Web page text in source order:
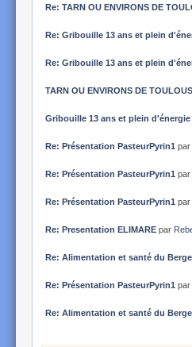
Re: TARN OU ENVIRONS DE
Re: Gribouille 13 ans et plein
Re: Gribouille 13 ans et plein
TARN OU ENVIRONS DE
Gribouille 13 ans et plein d'énergie
Re: Présentation PasteurPyrin1 par
Re: Présentation PasteurPyrin1 par
Re: Présentation PasteurPyrin1 par
Re: Presentation ELIMAREpar
Re: Alimentation et santé du
Re: Présentation PasteurPyrin1 par
Re: Alimentation et santé du